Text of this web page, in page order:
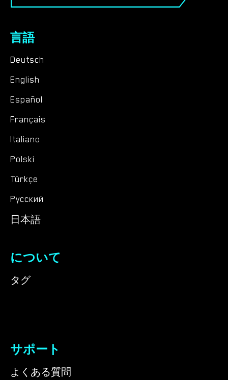
言語
Deutsch
English
Español
Français
Italiano
Polski
Türkçe
Русский
日本語
について
タグ
サポート
よくある質問